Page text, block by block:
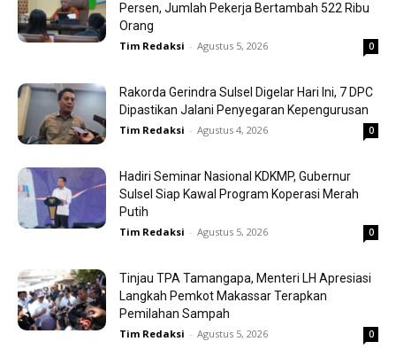
Persen, Jumlah Pekerja Bertambah 522 Ribu
Orang
Tim Redaksi - Agustus 5, 2026 0
Rakorda Gerindra Sulsel Digelar Hari Ini, 7 DPC
Dipastikan Jalani Penyegaran Kepengurusan
Tim Redaksi - Agustus 4, 2026 0
Hadiri Seminar Nasional KDKMP, Gubernur
Sulsel Siap Kawal Program Koperasi Merah
Putih
Tim Redaksi - Agustus 5, 2026 0
Tinjau TPA Tamangapa, Menteri LH Apresiasi
Langkah Pemkot Makassar Terapkan
Pemilahan Sampah
Tim Redaksi - Agustus 5, 2026 0